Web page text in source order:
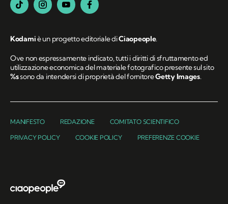
Kodamiè un progetto editoriale diCiaopeople.
Ove non espressamente indicato, tutti i diritti di sfruttamento ed
utilizzazione economica del materiale fotografico presente sul sito
%ssono da intendersi di proprietà del fornitoreGetty Images.
MANIFESTO REDAZIONE COMITATO SCIENTIFICO
PRIVACY POLICY COOKIE POLICY PREFERENZE COOKIE